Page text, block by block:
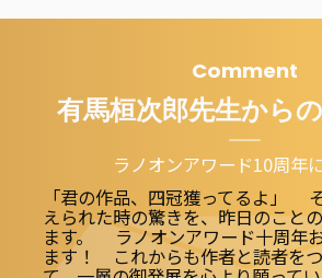
舞台に三姉妹が営む空の便利屋「ステラエ
Comment
有馬桓次郎先生から
ラノオンアワード10周年
「君の作品、四冠獲ってるよ」
えられた時の驚きを、昨日のこと
ます。 ラノオンアワード十周年
ます！ これからも作者と読者を